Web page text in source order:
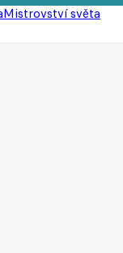
Mistrovství světa